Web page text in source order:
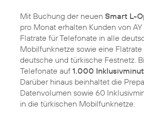
Mit Buchung der neuen Smart L-
pro Monat erhalten Kunden von AY
Flatrate für Telefonate in alle
Mobilfunknetze sowie eine
deutsche und türkische Festnetz.
Telefonate auf 1.000
Darüber hinaus beinhaltet die
Datenvolumen sowie 60
in die türkischen Mobilfunknetze.